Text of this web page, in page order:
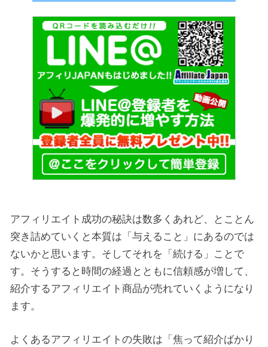
アフィリエイト成功の秘訣は数多くあれど、とことん
突き詰めていくと本質は「与えること」にあるのでは
ないかと思います。そしてそれを「続ける」ことで
す。そうすると時間の経過とともに信頼感が増して、
紹介するアフィリエイト商品が売れていくようになり
ます。
よくあるアフィリエイトの失敗は「焦って紹介ばかり